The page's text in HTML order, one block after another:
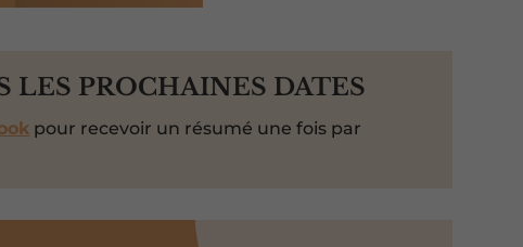
LES PROCHAINES DATES
pour recevoir un résumé une fois par